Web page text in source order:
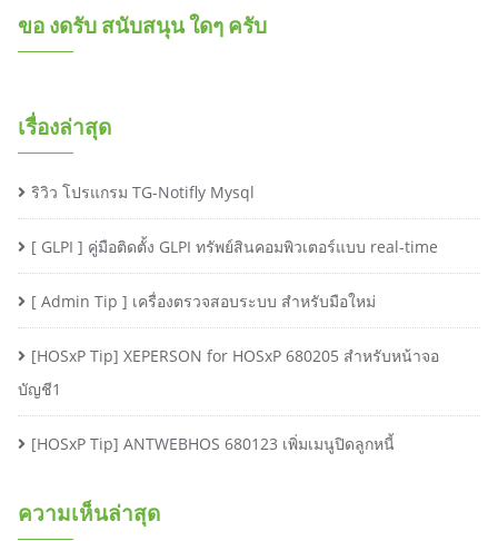
ขอ งดรับ สนับสนุน ใดๆ ครับ
เรื่องล่าสุด
ริวิว โปรแกรม TG-Notifly Mysql
[ GLPI ] คู่มือติดตั้ง GLPI ทรัพย์สินคอมพิวเตอร์แบบ real-time
[ Admin Tip ] เครื่องตรวจสอบระบบ สำหรับมือใหม่
[HOSxP Tip] XEPERSON for HOSxP 680205 สำหรับหน้าจอ
บัญชี1
[HOSxP Tip] ANTWEBHOS 680123 เพิ่มเมนูปิดลูกหนี้
ความเห็นล่าสุด